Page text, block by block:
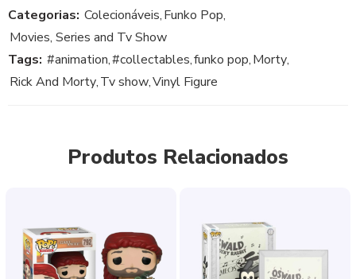
Categorias: Colecionáveis,Funko Pop,
Movies, Series and Tv Show
Tags: #animation,#collectables,funko pop,Morty,
Rick And Morty,Tv show,Vinyl Figure
Produtos Relacionados